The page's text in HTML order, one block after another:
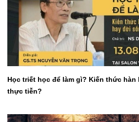
Học triết học để làm gì? Kiến thức hàn
thực tiễn?